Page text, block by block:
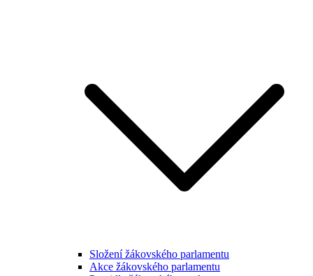
Složení žákovského parlamentu
Akce žákovského parlamentu